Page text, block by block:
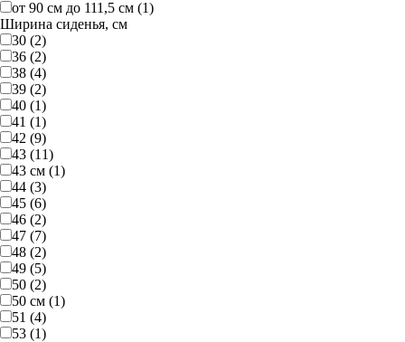
от 90 см до 111,5 см (1)
Ширина сиденья, см
30 (2)
36 (2)
38 (4)
39 (2)
40 (1)
41 (1)
42 (9)
43 (11)
43 см (1)
44 (3)
45 (6)
46 (2)
47 (7)
48 (2)
49 (5)
50 (2)
50 см (1)
51 (4)
53 (1)